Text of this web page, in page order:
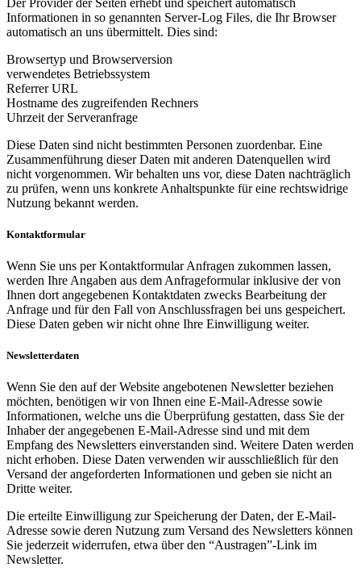
Informationen in so genannten Server-Log Files, die Ihr Browser
automatisch an uns übermittelt. Dies sind:
Browsertyp und Browserversion
verwendetes Betriebssystem
Referrer URL
Hostname des zugreifenden Rechners
Uhrzeit der Serveranfrage
Diese Daten sind nicht bestimmten Personen zuordenbar. Eine
Zusammenführung dieser Daten mit anderen Datenquellen wird
nicht vorgenommen. Wir behalten uns vor, diese Daten nachträglich
zu prüfen, wenn uns konkrete Anhaltspunkte für eine rechtswidrige
Nutzung bekannt werden.
Kontaktformular
Wenn Sie uns per Kontaktformular Anfragen zukommen lassen,
werden Ihre Angaben aus dem Anfrageformular inklusive der von
Ihnen dort angegebenen Kontaktdaten zwecks Bearbeitung der
Anfrage und für den Fall von Anschlussfragen bei uns gespeichert.
Diese Daten geben wir nicht ohne Ihre Einwilligung weiter.
Newsletterdaten
Wenn Sie den auf der Website angebotenen Newsletter beziehen
möchten, benötigen wir von Ihnen eine E-Mail-Adresse sowie
Informationen, welche uns die Überprüfung gestatten, dass Sie der
Inhaber der angegebenen E-Mail-Adresse sind und mit dem
Empfang des Newsletters einverstanden sind. Weitere Daten werden
nicht erhoben. Diese Daten verwenden wir ausschließlich für den
Versand der angeforderten Informationen und geben sie nicht an
Dritte weiter.
Die erteilte Einwilligung zur Speicherung der Daten, der E-Mail-
Adresse sowie deren Nutzung zum Versand des Newsletters können
Sie jederzeit widerrufen, etwa über den “Austragen”-Link im
Newsletter.